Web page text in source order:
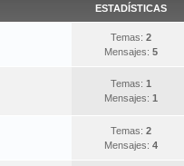
ESTADÍSTICAS
Temas: 2
Mensajes: 5
Temas: 1
Mensajes: 1
Temas: 2
Mensajes: 4